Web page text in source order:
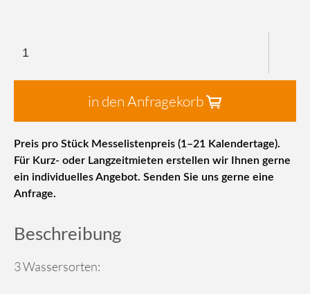
in den Anfragekorb
Preis pro Stück Messelistenpreis (1–21 Kalendertage).
Für Kurz- oder Langzeitmieten erstellen wir Ihnen gerne
ein individuelles Angebot. Senden Sie uns gerne eine
Anfrage.
Beschreibung
3 Wassersorten: